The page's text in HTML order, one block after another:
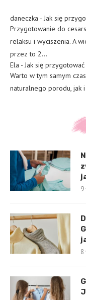
daneczka - Jak się
Przygotowanie do
relaksu i wyciszenia. A
przez to 2…
Ela - Jak się
Warto w tym samym
naturalnego porodu, jak
9
8